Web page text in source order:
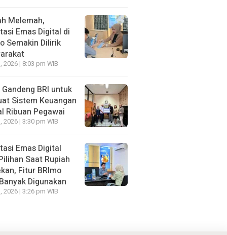
Melemah,
Emas Digital di
Semakin Dilirik
2026 | 8:03 pm WIB
BRI untuk
Sistem Keuangan
Ribuan Pegawai
2026 | 3:30 pm WIB
Emas Digital
Saat Rupiah
Fitur BRImo
Digunakan
2026 | 3:26 pm WIB